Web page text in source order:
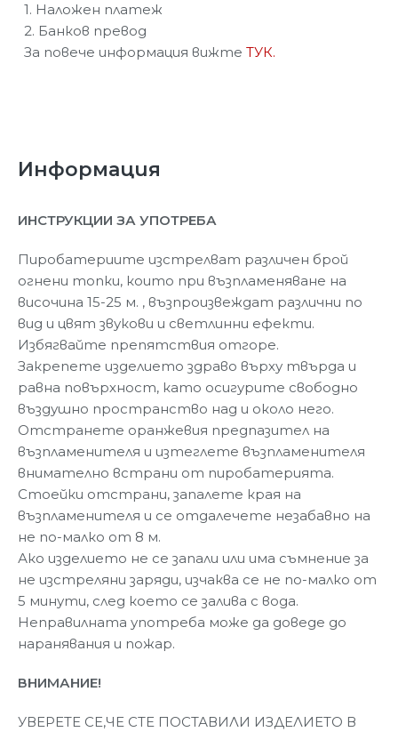
1. Наложен платеж
2. Банков превод
За повече информация вижте ТУК.
Информация
ИНСТРУКЦИИ ЗА УПОТРЕБА
Пиробатериите изстрелват различен брой
огнени топки, които при възпламеняване на
височина 15-25 м. , възпроизвеждат различни по
вид и цвят звукови и светлинни ефекти.
Избягвайте препятствия отгоре.
Закрепете изделието здраво върху твърда и
равна повърхност, като осигурите свободно
въздушно пространство над и около него.
Отстранете оранжевия предпазител на
възпламенителя и изтеглете възпламенителя
внимателно встрани от пиробатерията.
Стоейки отстрани, запалете края на
възпламенителя и се отдалечете незабавно на
не по-малко от 8 м.
Ако изделието не се запали или има съмнение за
не изстреляни заряди, изчаква се не по-малко от
5 минути, след което се залива с вода.
Неправилната употреба може да доведе до
наранявания и пожар.
ВНИМАНИЕ!
УВЕРЕТЕ СЕ,ЧЕ СТЕ ПОСТАВИЛИ ИЗДЕЛИЕТО В